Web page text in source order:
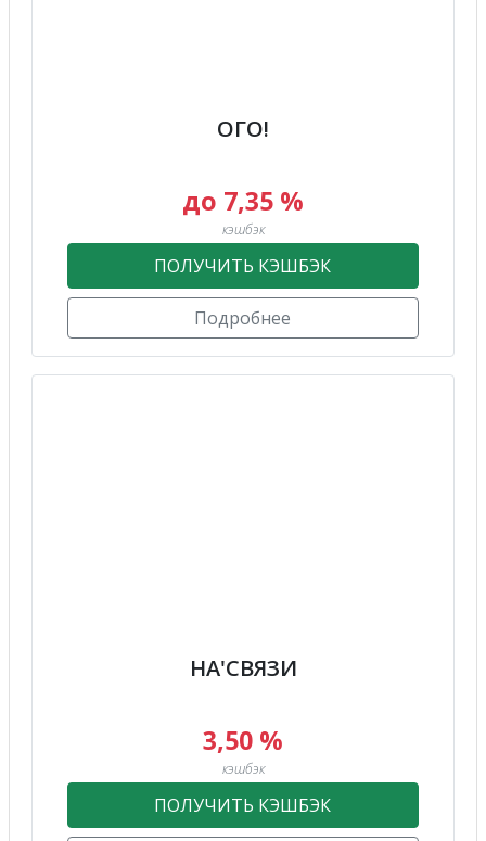
ОГО!
до 7,35 %
кэшбэк
ПОЛУЧИТЬ КЭШБЭК
Подробнее
НА'СВЯЗИ
3,50 %
кэшбэк
ПОЛУЧИТЬ КЭШБЭК